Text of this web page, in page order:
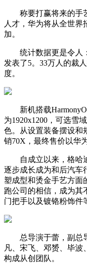
称要打赢将来的手艺
人才，华为将从全世界
加。
统计数据更是令人：
发表了5。33万人的裁
度。
新机搭载
为1920x1200，可选雪
色。从设置装备摆设和
销70X，最终售价以华
自成立以来，格哈迪
逐步成长成为和后汽车
塑成型和烫金手艺方面
跑公司的相信，成为其
门把手以及镀铬粉饰件
总导演于蕾，副总导
凡、宋飞、邓赟、毕波
构成从创团队。